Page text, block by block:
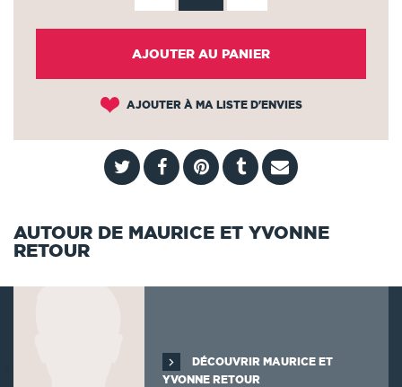
AJOUTER AU PANIER
AJOUTER À MA LISTE D'ENVIES
AUTOUR DE MAURICE ET YVONNE
RETOUR
DÉCOUVRIR MAURICE ET
YVONNE RETOUR